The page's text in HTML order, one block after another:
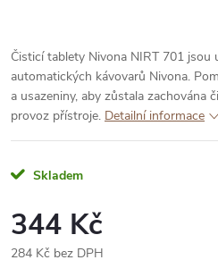
Čisticí tablety Nivona NIRT 701
automatických kávovarů Nivona.
a usazeniny, aby zůstala zachována
provoz přístroje. Detailní informace
Skladem
344 Kč
284 Kč bez DPH